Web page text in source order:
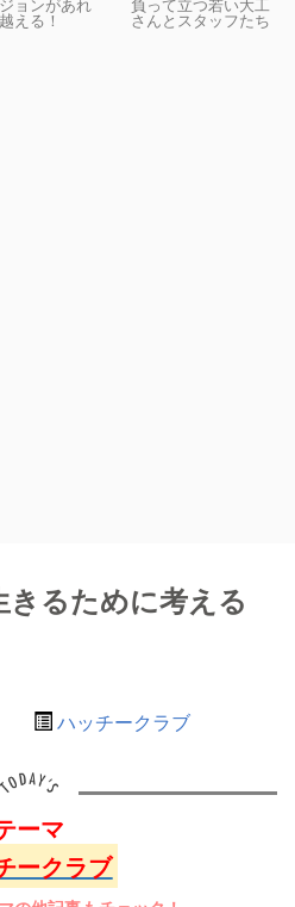
える！ さんとスタッフたち
るために考える
ハッチークラブ
ーマ
ークラブ